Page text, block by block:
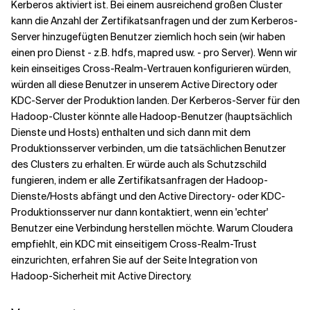
Kerberos aktiviert ist. Bei einem ausreichend großen Cluster
kann die Anzahl der Zertifikatsanfragen und der zum Kerberos-
Server hinzugefügten Benutzer ziemlich hoch sein (wir haben
einen pro Dienst - z.B. hdfs, mapred usw. - pro Server). Wenn wir
kein einseitiges Cross-Realm-Vertrauen konfigurieren würden,
würden all diese Benutzer in unserem Active Directory oder
KDC-Server der Produktion landen. Der Kerberos-Server für den
Hadoop-Cluster könnte alle Hadoop-Benutzer (hauptsächlich
Dienste und Hosts) enthalten und sich dann mit dem
Produktionsserver verbinden, um die tatsächlichen Benutzer
des Clusters zu erhalten. Er würde auch als Schutzschild
fungieren, indem er alle Zertifikatsanfragen der Hadoop-
Dienste/Hosts abfängt und den Active Directory- oder KDC-
Produktionsserver nur dann kontaktiert, wenn ein 'echter'
Benutzer eine Verbindung herstellen möchte. Warum Cloudera
empfiehlt, ein KDC mit einseitigem Cross-Realm-Trust
einzurichten, erfahren Sie auf der Seite Integration von
Hadoop-Sicherheit mit Active Directory.